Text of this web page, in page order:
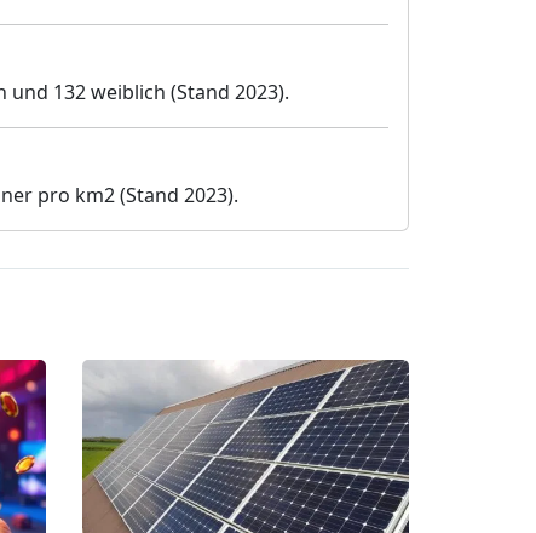
132 weiblich (Stand 2023).
pro km2 (Stand 2023).